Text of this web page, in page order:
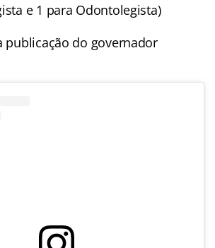
e 1 para Odontolegista)
publicação do governador